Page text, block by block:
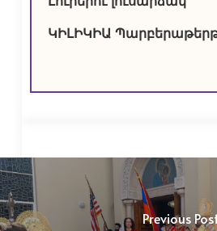
ԿԻԼԻԿԻԱ
Previous